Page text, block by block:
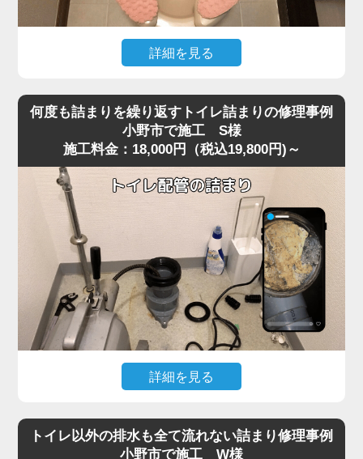
分に向けて圧力を段階的に加えて作業を実施しました。
急激な圧力は逆流を招くため負荷を確認しながら慎重に加
圧すると、数回の作業で固まった嘔吐物が崩れ、排水路の
奥へとスムーズに押し流されて通水が回復しました。
り使用できる状態へ無事復旧。
作業後は、嘔吐物は固まりやすいため一度に流さず、紙や
水で分けながら処理する方法をご案内。
詳細を見る
を便器に落としてしまい、そのまま気付かず流してしまっ
たことで水位が上がり続け、全く流れなくなったというご
相談がありました。
現場に到着して状況を確認すると、表面上は見えないもの
の、便器内部のカーブした部分で異物がしっかりと引っ掛
かっており、水だけがわずかに抜けていく典型的な異物詰
まりの状態。
こうしたケースは小野市の住宅でもよく見られ、特に節水
型トイレは排水路が細いため、おもちゃ・キャップ・固形
物などが奥で詰まると家庭用の道具では動かせません。
今回は便器内部で異物が強く噛み込み、手前からの作業で
は取り出しが不可能だったため、便器を一度取り外す脱着
作業で対処しました。
便器を慎重に外し、裏側の排水経路を確認すると、小さな
プラスチックのおもちゃが排水管の入口で完全に引っかか
異物を取り除き、排水路の汚れや残留物も清掃したうえで
再度便器を設置し、通水テストを行うと問題なくスムーズ
何度も詰まりを繰り返すトイレ詰まりの修理事例
小野市で施工 S様
施工料金：18,000円（税込19,800円)～
詳細を見る
すというご相談がありました。
現場で便器の状態を確認すると、一時的には流れてもすぐ
トイレ以外の排水も全て流れない詰まり修理事例
小野市で施工 W様